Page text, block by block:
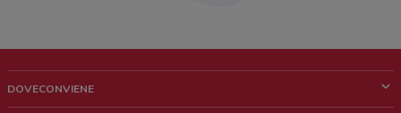
DOVECONVIENE